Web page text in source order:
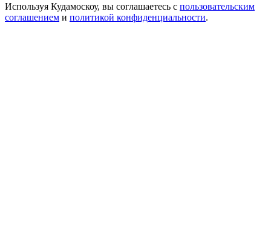
Используя Кудамоскоу, вы соглашаетесь с пользовательским
соглашением и политикой конфиденциальности.